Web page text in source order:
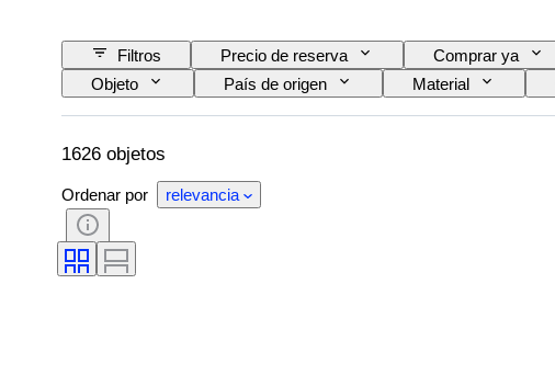
Filtros Precio de reserva Comprar ya
Objeto
País de origen Material
Motivo
Modelo
1626 objetos
Ordenar por relevancia